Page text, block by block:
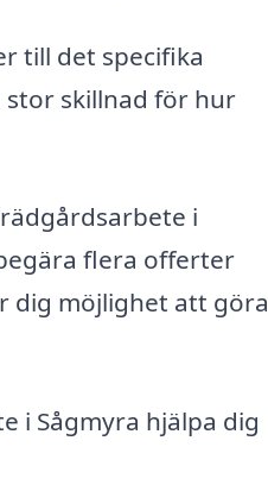
till det specifika
stor skillnad för hur
i
flera offerter
dig möjlighet att göra
i Sågmyra hjälpa dig